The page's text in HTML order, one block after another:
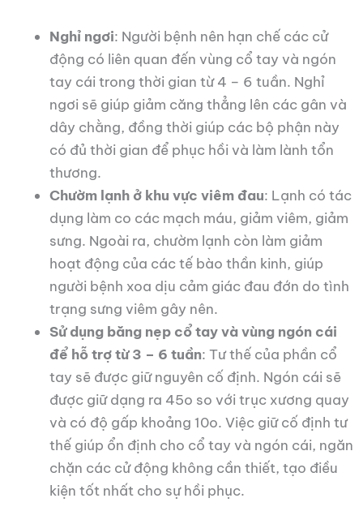
Nghỉ ngơi: Người bệnh nên hạn chế các cử
động có liên quan đến vùng cổ tay và ngón
tay cái trong thời gian từ 4 – 6 tuần. Nghỉ
ngơi sẽ giúp giảm căng thẳng lên các gân và
dây chằng, đồng thời giúp các bộ phận này
có đủ thời gian để phục hồi và làm lành tổn
thương.
Chườm lạnh ở khu vực viêm đau: Lạnh có tác
dụng làm co các mạch máu, giảm viêm, giảm
sưng. Ngoài ra, chườm lạnh còn làm giảm
hoạt động của các tế bào thần kinh, giúp
người bệnh xoa dịu cảm giác đau đớn do tình
trạng sưng viêm gây nên.
Sử dụng băng nẹp cổ tay và vùng ngón cái
để hỗ trợ từ 3 – 6 tuần: Tư thế của phần cổ
tay sẽ được giữ nguyên cố định. Ngón cái sẽ
được giữ dạng ra 45o so với trục xương quay
và có độ gấp khoảng 10o. Việc giữ cố định tư
thế giúp ổn định cho cổ tay và ngón cái, ngăn
chặn các cử động không cần thiết, tạo điều
kiện tốt nhất cho sự hồi phục.